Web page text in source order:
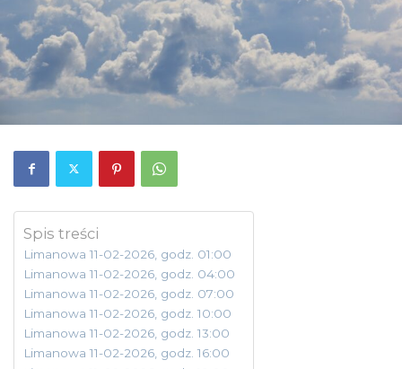
Spis treści
Limanowa 11-02-2026, godz. 01:00
Limanowa 11-02-2026, godz. 04:00
Limanowa 11-02-2026, godz. 07:00
Limanowa 11-02-2026, godz. 10:00
Limanowa 11-02-2026, godz. 13:00
Limanowa 11-02-2026, godz. 16:00